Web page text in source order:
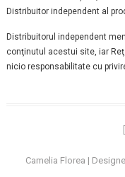
Distribuitor independent al
Distribuitorul independent
conţinutul acestui site, iar
nicio responsabilitate cu
Camelia Florea |